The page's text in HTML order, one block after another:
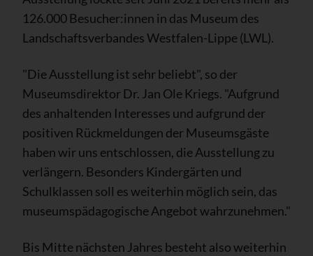
126.000 Besucher:innen in das Museum des
Landschaftsverbandes Westfalen-Lippe (LWL).
"Die Ausstellung ist sehr beliebt", so der
Museumsdirektor Dr. Jan Ole Kriegs. "Aufgrund
des anhaltenden Interesses und aufgrund der
positiven Rückmeldungen der Museumsgäste
haben wir uns entschlossen, die Ausstellung zu
verlängern. Besonders Kindergärten und
Schulklassen soll es weiterhin möglich sein, das
museumspädagogische Angebot wahrzunehmen."
Bis Mitte nächsten Jahres besteht also weiterhin